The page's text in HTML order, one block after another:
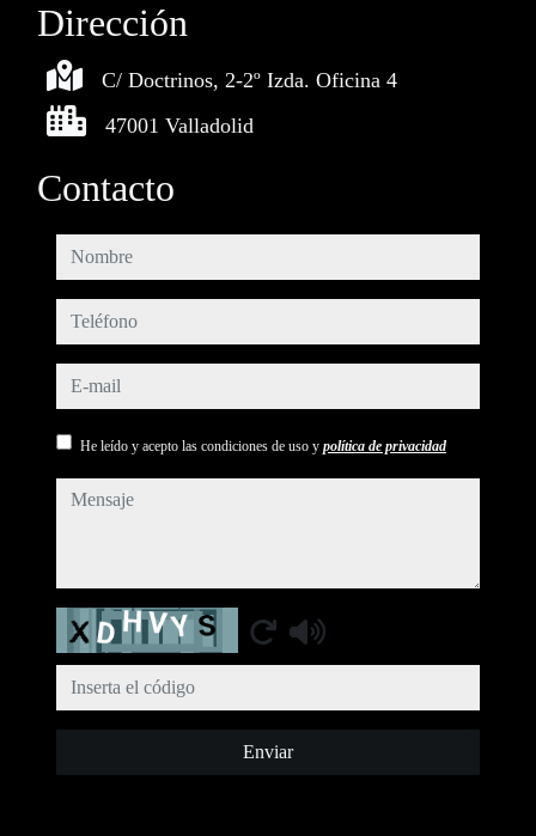
Dirección
C/ Doctrinos, 2-2º Izda. Oficina 4
47001 Valladolid
Contacto
nombre
teléfono
e-mail
He leído y acepto las condiciones de uso y política de privacidad
mensaje
Captcha
Enviar